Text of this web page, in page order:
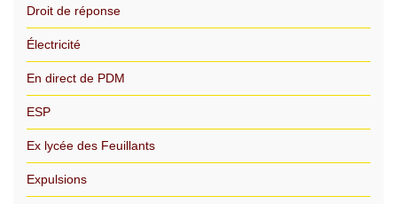
Droit de réponse
Électricité
En direct de PDM
ESP
Ex lycée des Feuillants
Expulsions